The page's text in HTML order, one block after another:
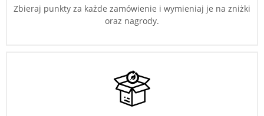
Zbieraj punkty za każde zamówienie i wymieniaj je na zniżki
oraz nagrody.